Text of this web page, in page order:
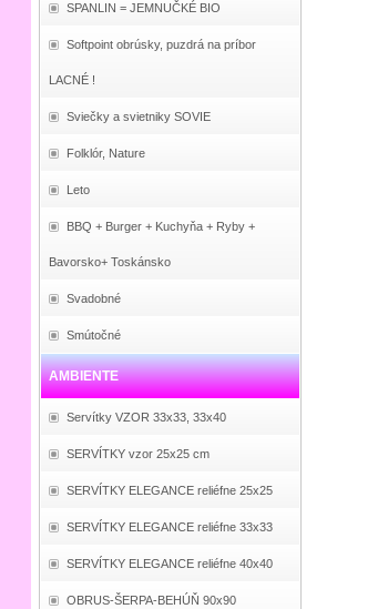
SPANLIN = JEMNUČKÉ BIO
Softpoint obrúsky, puzdrá na príbor
LACNÉ !
Sviečky a svietniky SOVIE
Folklór, Nature
Leto
BBQ + Burger + Kuchyňa + Ryby +
Bavorsko+ Toskánsko
Svadobné
Smútočné
AMBIENTE
Servítky VZOR 33x33, 33x40
SERVÍTKY vzor 25x25 cm
SERVÍTKY ELEGANCE reliéfne 25x25
SERVÍTKY ELEGANCE reliéfne 33x33
SERVÍTKY ELEGANCE reliéfne 40x40
OBRUS-ŠERPA-BEHÚŇ 90x90